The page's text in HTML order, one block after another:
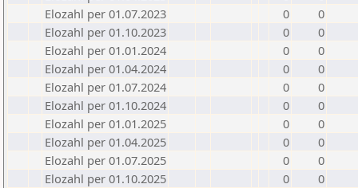
Elozahl per 01.07.2023
0
0
Elozahl per 01.10.2023
0
0
Elozahl per 01.01.2024
0
0
Elozahl per 01.04.2024
0
0
Elozahl per 01.07.2024
0
0
Elozahl per 01.10.2024
0
0
Elozahl per 01.01.2025
0
0
Elozahl per 01.04.2025
0
0
Elozahl per 01.07.2025
0
0
Elozahl per 01.10.2025
0
0